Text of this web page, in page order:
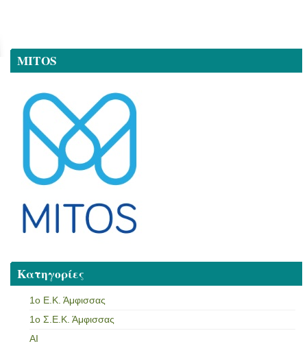
MITOS
Κατηγορίες
1ο Ε.Κ. Άμφισσας
1ο Σ.Ε.Κ. Άμφισσας
AI